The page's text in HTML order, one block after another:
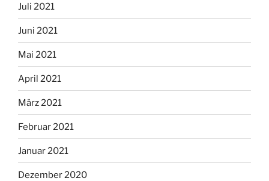
Juli 2021
Juni 2021
Mai 2021
April 2021
März 2021
Februar 2021
Januar 2021
Dezember 2020